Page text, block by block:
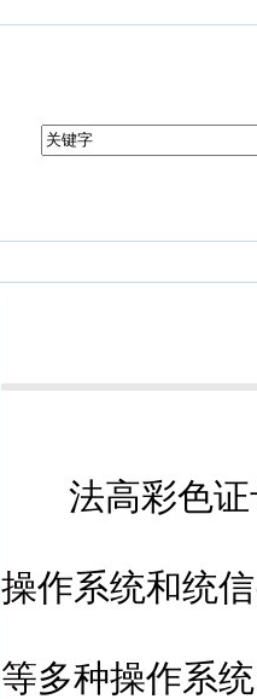
法高彩色证
操作系统和统
等多种操作系